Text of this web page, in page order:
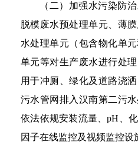
（二）加强水污染防
脱模废水预处理单元、薄
水处理单元（包含物化单
单元等对生产废水进行处
用于冲厕、绿化及道路浇
污水管网排入汉南第二污
依法依规安装流量、pH、
因子在线监控及视频监控设